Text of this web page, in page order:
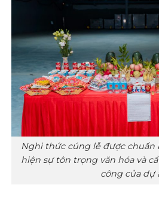
Nghi thức cúng lễ được chuẩn
hiện sự tôn trọng văn hóa và
công của dự